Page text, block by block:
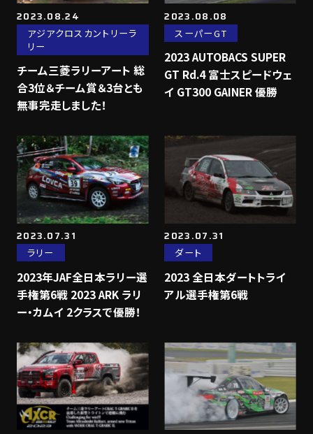
2023.08.24
アジアクロスカントリーラ
リー
チーム三菱ラリーアート 総
合3位＆チーム賞＆3台とも
無事完走しました！
2023.08.08
スーパーGT
2023 AUTOBACS SUPER
GT Rd.4 富士スピードウェ
イ GT300 GAINER 優勝
2023.07.31
ラリー
2023年JAF全日本ラリー選
手権第6戦 2023 ARK ラリ
ー・カムイ 2クラスで優勝！
2023.07.31
ダート
2023 全日本ダートトライ
アル選手権第6戦